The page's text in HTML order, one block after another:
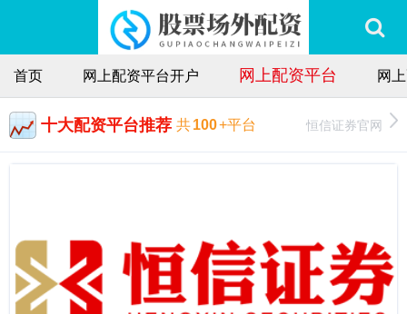
首页 网上配资平台开户 网上配资平台 网
十大配资平台推荐 共100+平台 恒信证券官网